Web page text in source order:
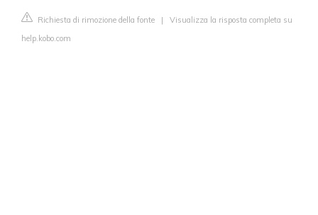
Richiesta di rimozione della fonte | Visualizza la risposta completa su
help.kobo.com